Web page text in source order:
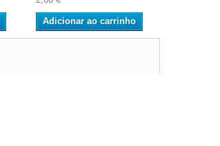
Adicionar ao carrinho